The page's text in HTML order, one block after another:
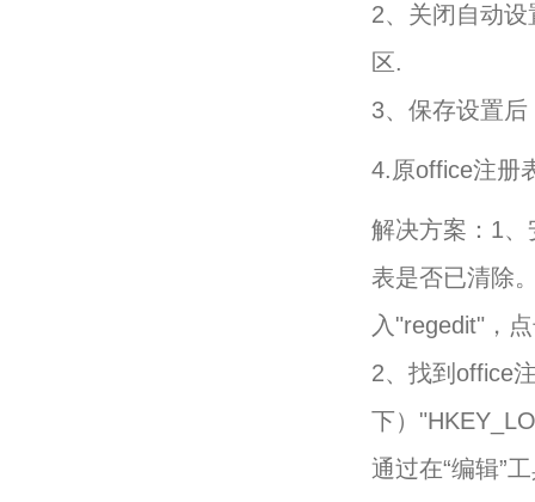
2、关闭自动
区.
3、保存设置
4.原office注册
解决方案：1、
表是否已清除
入"regedit"，
2、找到office
下）
通过在“编辑”